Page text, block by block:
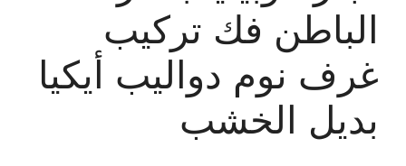
الباطن فك تركيب
غرف نوم دواليب أيكيا
بديل الخشب